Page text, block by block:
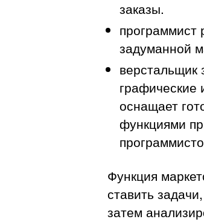
заказы.
программист
задуманной
верстальщик
графические
оснащает
функциями
Функция
ставить
затем